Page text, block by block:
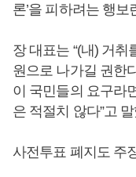
론’을 피하려는 행
장 대표는 “(내) 거
원으로 나가길 권한
이 국민들의 요구라
은 적절치 않다”고
사전투표 폐지도 주